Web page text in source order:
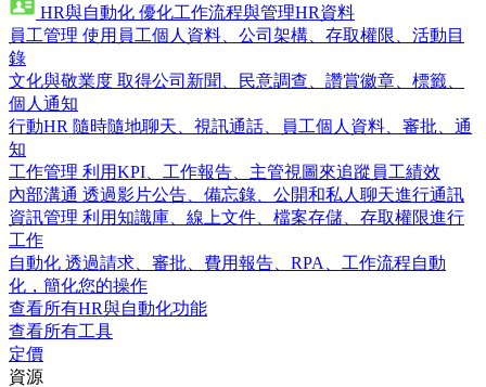
HR與自動化 優化工作流程與管理HR資料
員工管理 使用員工個人資料、公司架構、存取權限、活動目
錄
文化與敬業度 取得公司新聞、民意調查、讚賞徽章、標籤、
個人通知
行動HR 隨時隨地聊天、視訊通話、員工個人資料、審批、通
知
工作管理 利用KPI、工作報告、主管視圖來追蹤員工績效
內部溝通 透過影片公告、備忘錄、公開和私人聊天進行通訊
資訊管理 利用知識庫、線上文件、檔案存儲、存取權限進行
工作
自動化 透過請求、審批、費用報告、RPA、工作流程自動
化，簡化您的操作
查看所有HR與自動化功能
查看所有工具
定價
資源